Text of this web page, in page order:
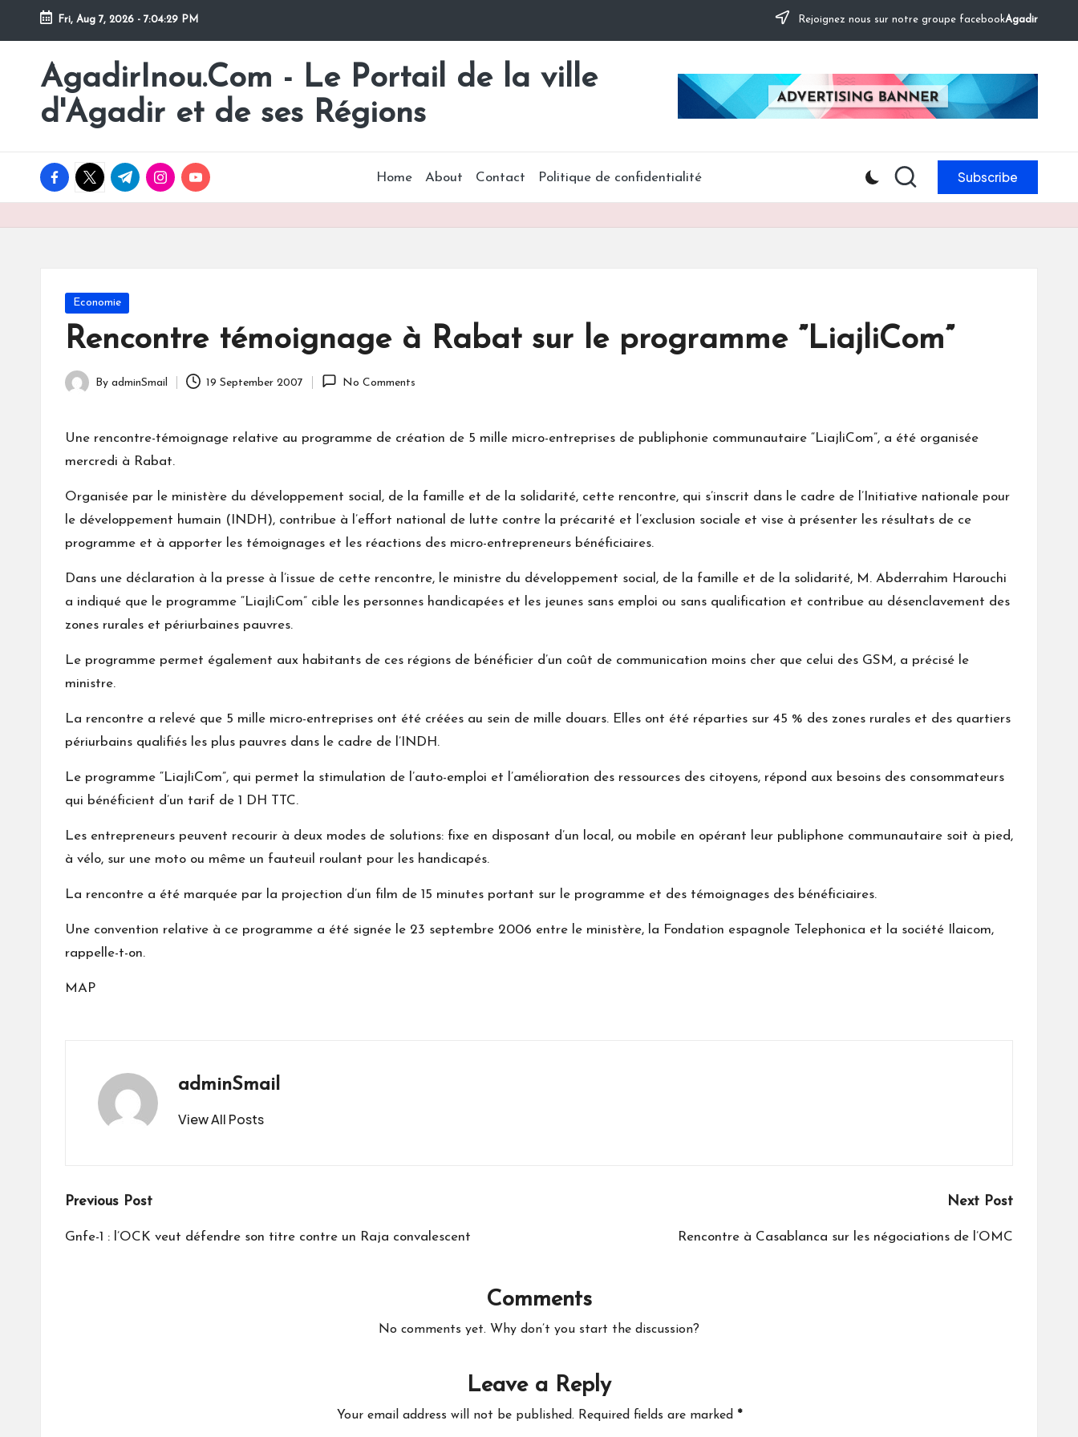
Skip
content
Fri, Aug 7, 2026 - 7:04:30 PM Rejoignez nous sur notre groupe facebookAgadir
AgadirInou.Com - Le Portail de la ville
d'Agadir et de ses Régions
Toute
l'actualité
de
d'Agadir
facebook.com
twitter.com
t.me instagram.com
youtube.com Home About Contact Politique de confidentialité Subscribe
Posted
in
Economie
Rencontre témoignage à Rabat sur le programme ”LiajliCom”
Posted
By adminSmail 19 September 2007 No Comments
Une rencontre-témoignage relative au programme de création de 5 mille micro-entreprises de publiphonie communautaire “LiajliCom”, a été organisée
mercredi à Rabat.
Organisée par le ministère du développement social, de la famille et de la solidarité, cette rencontre, qui s’inscrit dans le cadre de l’Initiative nationale pour
le développement humain (INDH), contribue à l’effort national de lutte contre la précarité et l’exclusion sociale et vise à présenter les résultats de ce
programme et à apporter les témoignages et les réactions des micro-entrepreneurs bénéficiaires.
Dans une déclaration à la presse à l’issue de cette rencontre, le ministre du développement social, de la famille et de la solidarité, M. Abderrahim Harouchi
a indiqué que le programme “LiajliCom” cible les personnes handicapées et les jeunes sans emploi ou sans qualification et contribue au désenclavement des
zones rurales et périurbaines pauvres.
Le programme permet également aux habitants de ces régions de bénéficier d’un coût de communication moins cher que celui des GSM, a précisé le
ministre.
La rencontre a relevé que 5 mille micro-entreprises ont été créées au sein de mille douars. Elles ont été réparties sur 45 % des zones rurales et des quartiers
périurbains qualifiés les plus pauvres dans le cadre de l’INDH.
Le programme “LiajliCom”, qui permet la stimulation de l’auto-emploi et l’amélioration des ressources des citoyens, répond aux besoins des consommateurs
qui bénéficient d’un tarif de 1 DH TTC.
Les entrepreneurs peuvent recourir à deux modes de solutions: fixe en disposant d’un local, ou mobile en opérant leur publiphone communautaire soit à pied,
à vélo, sur une moto ou même un fauteuil roulant pour les handicapés.
La rencontre a été marquée par la projection d’un film de 15 minutes portant sur le programme et des témoignages des bénéficiaires.
Une convention relative à ce programme a été signée le 23 septembre 2006 entre le ministère, la Fondation espagnole Telephonica et la société Ilaicom,
rappelle-t-on.
MAP
adminSmail
View All Posts
Post
navigation
Previous Post
Gnfe-1 : l’OCK veut défendre son titre contre un Raja convalescent
Next Post
Rencontre à Casablanca sur les négociations de l’OMC
Comments
No comments yet. Why don’t you start the discussion?
Leave a Reply
Your email address will not be published. Required fields are marked *